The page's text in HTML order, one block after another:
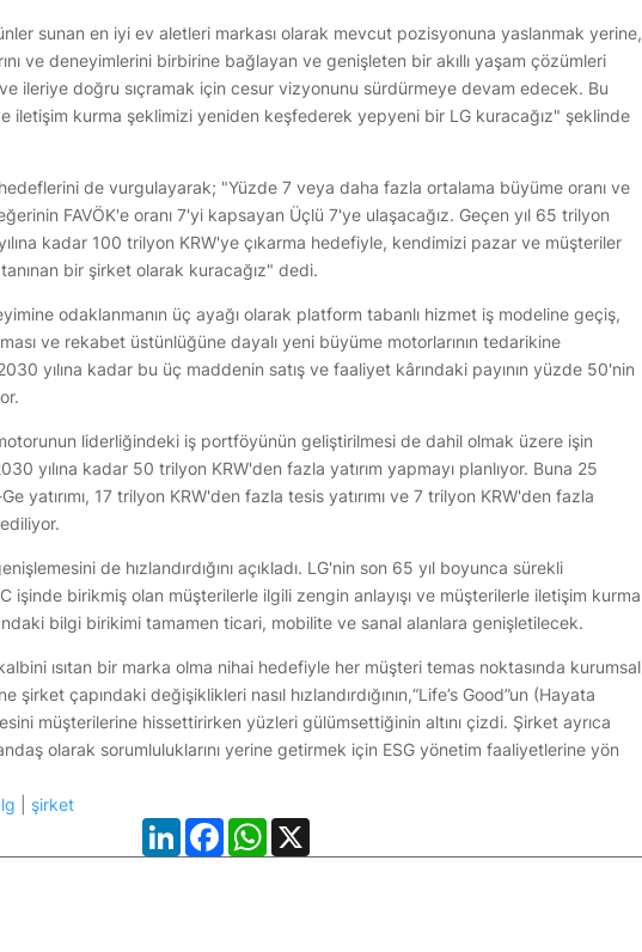
sunan en iyi ev aletleri markası olarak mevcut pozisyonuna yaslanmak yerine,
ve deneyimlerini birbirine bağlayan ve genişleten bir akıllı yaşam çözümleri
ileriye doğru sıçramak için cesur vizyonunu sürdürmeye devam edecek. Bu
iletişim kurma şeklimizi yeniden keşfederek yepyeni bir LG kuracağız" şeklinde
de vurgulayarak; "Yüzde 7 veya daha fazla ortalama büyüme oranı ve
FAVÖK'e oranı 7'yi kapsayan Üçlü 7'ye ulaşacağız. Geçen yıl 65 trilyon
kadar 100 trilyon KRW'ye çıkarma hedefiyle, kendimizi pazar ve müşteriler
bir şirket olarak kuracağız" dedi.
odaklanmanın üç ayağı olarak platform tabanlı hizmet iş modeline geçiş,
ve rekabet üstünlüğüne dayalı yeni büyüme motorlarının tedarikine
yılına kadar bu üç maddenin satış ve faaliyet kârındaki payının yüzde 50'nin
liderliğindeki iş portföyünün geliştirilmesi de dahil olmak üzere işin
yılına kadar 50 trilyon KRW'den fazla yatırım yapmayı planlıyor. Buna 25
yatırımı, 17 trilyon KRW'den fazla tesis yatırımı ve 7 trilyon KRW'den fazla
de hızlandırdığını açıkladı. LG'nin son 65 yıl boyunca sürekli
işinde birikmiş olan müşterilerle ilgili zengin anlayışı ve müşterilerle iletişim kurma
bilgi birikimi tamamen ticari, mobilite ve sanal alanlara genişletilecek.
ısıtan bir marka olma nihai hedefiyle her müşteri temas noktasında kurumsal
şirket çapındaki değişiklikleri nasıl hızlandırdığının,“Life’s Good”un (Hayata
müşterilerine hissettirirken yüzleri gülümsettiğinin altını çizdi. Şirket ayrıca
olarak sorumluluklarını yerine getirmek için ESG yönetim faaliyetlerine yön
lg
şirket
LinkedInFacebookWhatsApp
X